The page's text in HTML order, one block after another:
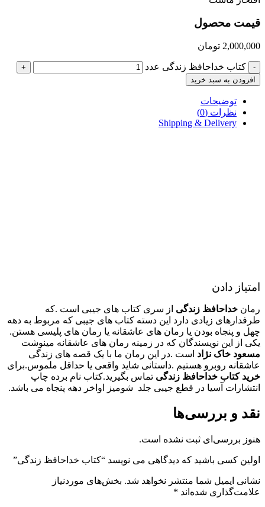
قیمت محصول
2,000,000 تومان
- کتاب خداحافظ زندگی عدد
+
افزودن به سبد خرید
توضیحات
نظرات (0)
Shipping & Delivery
امتیاز دادن
رمان خداحافظ زندگی از سری کتاب های جیبی است .که
طرفدارهای زیادی دارد این دسته کتاب های جیبی که مربوط به دهه
چهل و پنجاه بودن یا رمان های عاشقانه یا رمان های پلیسی هستن.
یکی از این نویسندگان که در زمینه رمان های عاشقانه مینوشت
مسعود خاک نژاد است .در این رمان ما با یک قصه های زندگی
عاشقانه روبرو هستیم .داستانی شاید واقعی یا حداقل ملموس.برای
خرید کتاب خداحافظ زندگی تماس بگیرید.کتاب نام برده چاپ
انتشارات آسیا در قطع جیبی جلد شومیز اواخر دهه پنجاه می باشد.
نقد و بررسی‌ها
هنوز بررسی‌ای ثبت نشده است.
اولین کسی باشید که دیدگاهی می نویسد “کتاب خداحافظ زندگی”
نشانی ایمیل شما منتشر نخواهد شد. بخش‌های موردنیاز
علامت‌گذاری شده‌اند *